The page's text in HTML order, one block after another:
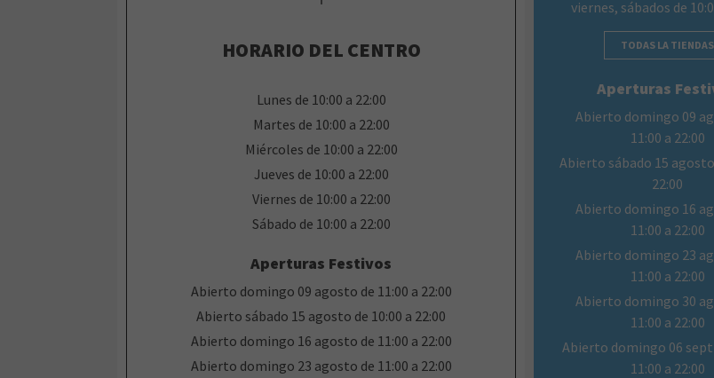
HORARIO DEL CENTRO
Lunes de 10:00 a 22:00
Martes de 10:00 a 22:00
Miércoles de 10:00 a 22:00
Jueves de 10:00 a 22:00
Viernes de 10:00 a 22:00
Sábado de 10:00 a 22:00
Aperturas Festivos
Abierto domingo 09 agosto de 11:00 a 22:00
Abierto sábado 15 agosto de 10:00 a 22:00
Abierto domingo 16 agosto de 11:00 a 22:00
Abierto domingo 23 agosto de 11:00 a 22:00
viernes, sábados de
TODAS LA TIENDAS
Aperturas
Abierto domingo 09
11:00 a 22:00
Abierto sábado 15 agosto
22:00
Abierto domingo 16
11:00 a 22:00
Abierto domingo 23
11:00 a 22:00
Abierto domingo 30
11:00 a 22:00
Abierto domingo 06
11:00 a 22:00